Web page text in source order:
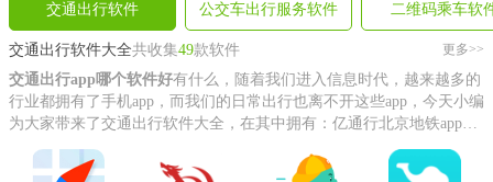
交通出行软件 公交车出行服务软件 二维码乘车软
交通出行软件大全共收集49款软件 更多>>
交通出行app哪个软件好有什么，随着我们进入信息时代，越来越多的
行业都拥有了手机app，而我们的日常出行也离不开这些app，今天小编
为大家带来了交通出行软件大全，在其中拥有：亿通行北京地铁app官
方版、花小猪打车app等软件，如果你也需要这些软件，那就速来本站
下载使用吧。